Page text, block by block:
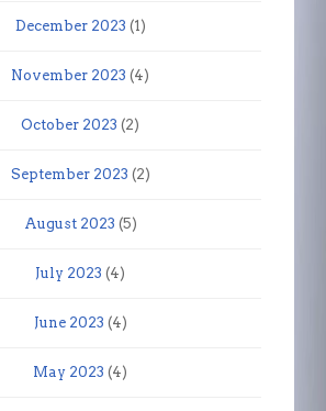
December 2023 (1)
November 2023 (4)
October 2023 (2)
September 2023 (2)
August 2023 (5)
July 2023 (4)
June 2023 (4)
May 2023 (4)